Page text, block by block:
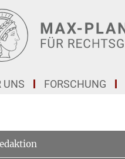
UNS FORSCHUNG